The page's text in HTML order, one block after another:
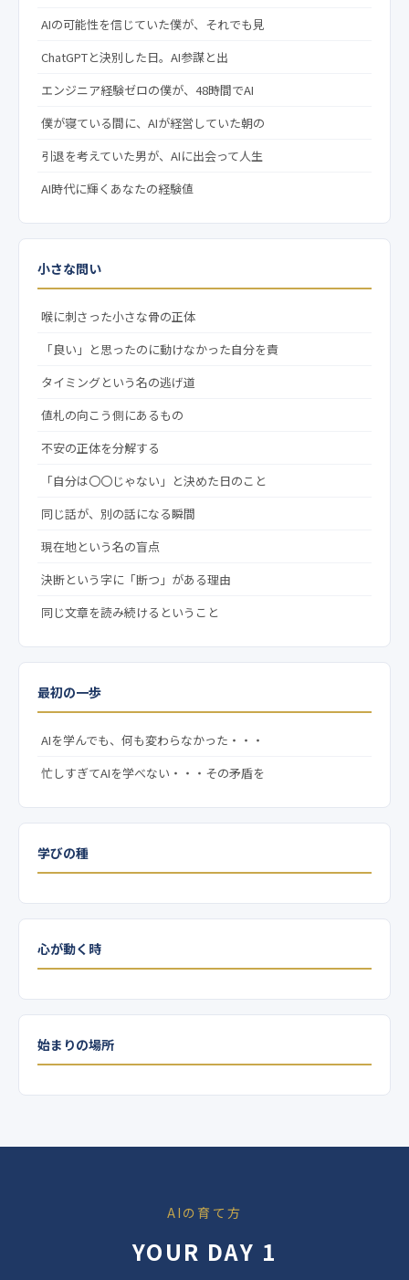
AIの可能性を信じていた僕が、それでも見
ChatGPTと決別した日。AI参謀と出
エンジニア経験ゼロの僕が、48時間でAI
僕が寝ている間に、AIが経営していた朝の
引退を考えていた男が、AIに出会って人生
AI時代に輝くあなたの経験値
小さな問い
喉に刺さった小さな骨の正体
「良い」と思ったのに動けなかった自分を責
タイミングという名の逃げ道
値札の向こう側にあるもの
不安の正体を分解する
「自分は〇〇じゃない」と決めた日のこと
同じ話が、別の話になる瞬間
現在地という名の盲点
決断という字に「断つ」がある理由
同じ文章を読み続けるということ
最初の一歩
AIを学んでも、何も変わらなかった・・・
忙しすぎてAIを学べない・・・その矛盾を
学びの種
心が動く時
始まりの場所
AIの育て方
YOUR DAY 1